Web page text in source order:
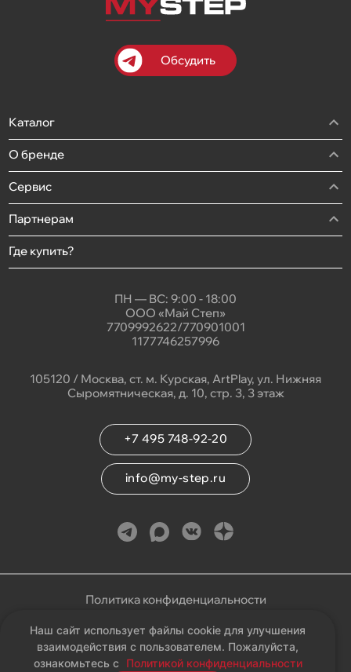
Обсудить
Каталог
О бренде
Сервис
Партнерам
Где купить?
ПН — ВС: 9:00 - 18:00
ООО «Май Степ»
7709992622/770901001
1177746257996
105120 / Москва, ст. м. Курская, ArtPlay, ул. Нижняя
Сыромятническая, д. 10, стр. 3, 3 этаж
+7 495 748-92-20
info@my-step.ru
Политика конфиденциальности
Соглашение на обработку персональных данных
Карта сайта
Наш сайт использует файлы cookie для улучшения
взаимодействия с пользователем. Пожалуйста,
ознакомьтесь с
Политикой конфиденциальности